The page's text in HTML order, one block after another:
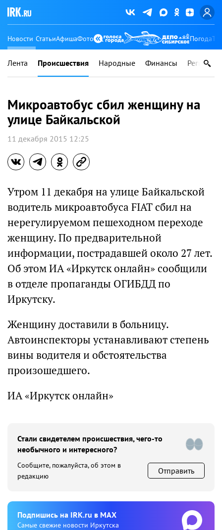
Новости СтатьиАфишаФото Погода
Лента Происшествия Народные Финансы Регионы
Микроавтобус сбил женщину на
улице Байкальской
11 декабря 2015 12:25
Утром 11 декабря на улице Байкальской
водитель микроавтобуса FIAT сбил на
нерегулируемом пешеходном переходе
женщину. По предварительной
информации, пострадавшей около 27 лет.
Об этом ИА «Иркутск онлайн» сообщили
в отделе пропаганды ОГИБДД по
Иркутску.
Женщину доставили в больницу.
Автоинспекторы устанавливают степень
вины водителя и обстоятельства
произошедшего.
ИА «Иркутск онлайн»
Стали свидетелем происшествия, чего-то
необычного и интересного?
Сообщите, пожалуйста, об этом в
редакцию
Отправить
Подпишиcь на IRK.ru в MAX
Cамые свежие новости Иркутска